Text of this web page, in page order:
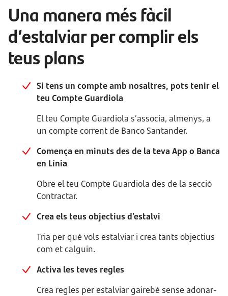
Una manera més fàcil
d’estalviar per complir els
teus plans
Si tens un compte amb nosaltres, pots tenir el
teu Compte Guardiola
El teu Compte Guardiola s’associa, almenys, a
un compte corrent de Banco Santander.
Comença en minuts des de la teva App o Banca
en Línia
Obre el teu Compte Guardiola des de la secció
Contractar.
Crea els teus objectius d’estalvi
Tria per què vols estalviar i crea tants objectius
com et calguin.
Activa les teves regles
Crea regles per estalviar gairebé sense adonar-